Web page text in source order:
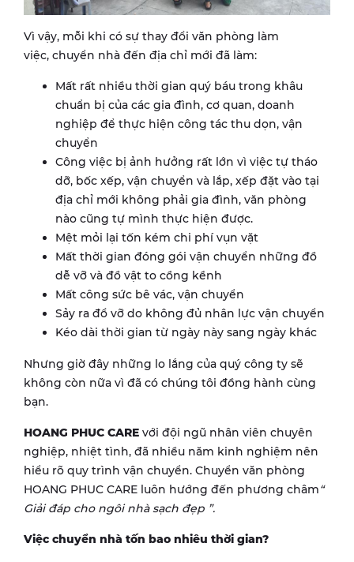
Vì vậy, mỗi khi có sự thay đổi văn phòng làm
việc, chuyển nhà đến địa chỉ mới đã làm:
Mất rất nhiều thời gian quý báu trong khâu
chuẩn bị của các gia đình, cơ quan, doanh
nghiệp để thực hiện công tác thu dọn, vận
chuyển
Công việc bị ảnh hưởng rất lớn vì việc tự tháo
dỡ, bốc xếp, vận chuyển và lắp, xếp đặt vào tại
địa chỉ mới không phải gia đình, văn phòng
nào cũng tự mình thực hiện được.
Mệt mỏi lại tốn kém chi phí vụn vặt
Mất thời gian đóng gói vận chuyển những đồ
dễ vỡ và đồ vật to cồng kềnh
Mất công sức bê vác, vận chuyển
Sảy ra đổ vỡ do không đủ nhân lực vận chuyển
Kéo dài thời gian từ ngày này sang ngày khác
Nhưng giờ đây những lo lắng của quý công ty sẽ
không còn nữa vì đã có chúng tôi đồng hành cùng
bạn.
HOANG PHUC CARE với đội ngũ nhân viên chuyên
nghiệp, nhiệt tình, đã nhiều năm kinh nghiệm nên
hiểu rõ quy trình vận chuyển. Chuyển văn phòng
HOANG PHUC CARE luôn hướng đến phương châm“
Giải đáp cho ngôi nhà sạch đẹp ”.
Việc chuyển nhà tốn bao nhiêu thời gian?